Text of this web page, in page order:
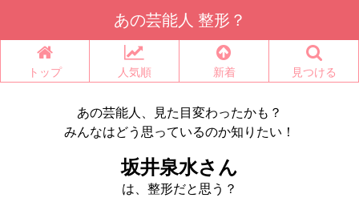
あの芸能人 整形？
トップ 人気順 新着 見つける
あの芸能人、見た目変わったかも？
みんなはどう思っているのか知りたい！
坂井泉水さん
は、整形だと思う？